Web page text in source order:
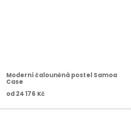
Moderní čalouněná postel Samoa
Case
od 24 176 Kč